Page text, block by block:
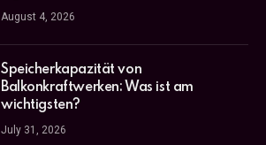
August 4, 2026
Speicherkapazität von
Balkonkraftwerken: Was ist am
wichtigsten?
July 31, 2026